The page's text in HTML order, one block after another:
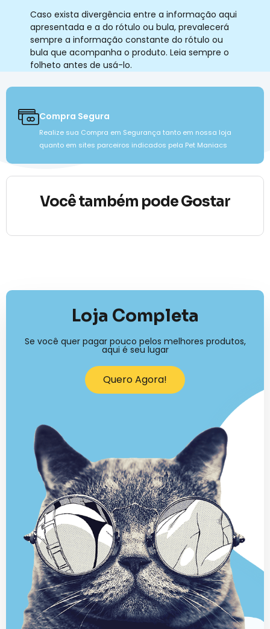
Caso exista divergência entre a informação aqui
apresentada e a do rótulo ou bula, prevalecerá
sempre a informação constante do rótulo ou
bula que acompanha o produto. Leia sempre o
folheto antes de usá-lo.
Compra Segura
Realize sua Compra em Segurança tanto em nossa loja
quanto em sites parceiros indicados pela Pet Maniacs
Você também pode Gostar
Loja Completa
Se você quer pagar pouco pelos melhores produtos,
aqui é seu lugar
Quero Agora!